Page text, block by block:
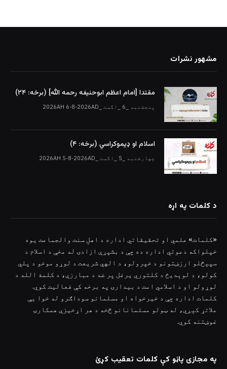
مشهور نشرات
مقتدا [امام اعظم ابوحنیفه رحمه الله‎] (برخه: ۲۴)
پنجشنبه _6 _اگست _2026AH 6-8-2026AD
اسلام او ډیموکراسي (برخه: ۴)
چهارشنبه _5 _اگست _2026AH 5-8-2026AD
د کلمات په اړه
«کلمات» علمي او تحقیقاتي اداره د اهلِ سنت والجماعت یوه
خپلواکه دعوتي اداره ده چې د بشپړې ازادۍ له مخې د اسلام د
سپېڅلو ارزښتونو د خپرولو، د الهي شریعت د لوړو موخو د پلي
کولو، د لوېدیځ د کلتوري یرغل پر ضد د مبارزې، د کلمۀ الله د
لوړولو او د اسلامي امت د بیدارۍ په برخه کې فعالیت کوي.
کلمات اداره چې د خیرخواه او مسلمانو سوداګرو له خوا یې
ملاتړ کېږي، له ټولو مسلمانانو څخه د هر اړخیزې همکارۍ
غوښتنه کوي.
په مجازی پاڼو کې کلمات تعقیب کړئ